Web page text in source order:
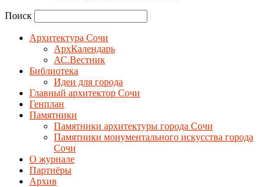
Поиск
Архитектура Сочи
АрхКалендарь
АС.Вестник
Библиотека
Идеи для города
Главный архитектор Сочи
Генплан
Памятники
Памятники архитектуры города Сочи
Памятники монументального искусства города
Сочи
О журнале
Партнёры
Архив